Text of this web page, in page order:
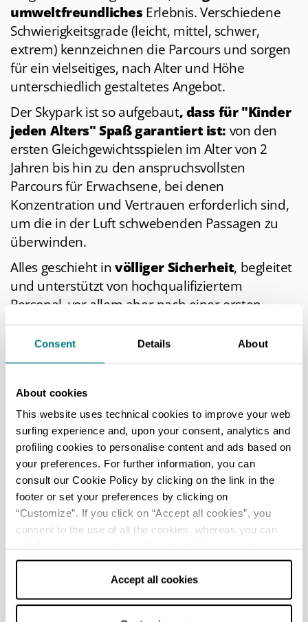
Consent Details About
About cookies
This website uses technical cookies to improve your web
surfing experience and, upon your consent, analytics and
profiling cookies to personalise content and ads based on
your preferences. For further information, you can
consult our Cookie Policy by clicking on the link in the
footer or set your preferences by clicking on
“Customize”. If you click on “Accept all cookies”, you
consent to the use of all the cookies, whereas you can
cookies only” and only the technical cookies for the
correct functioning of the website will be used.
Accept all cookies
umweltfreundliches Erlebnis. Verschiedene
Schwierigkeitsgrade (leicht, mittel, schwer,
extrem) kennzeichnen die Parcours und sorgen
für ein vielseitiges, nach Alter und Höhe
unterschiedlich gestaltetes Angebot.
Der Skypark ist so aufgebaut, dass für "Kinder
jeden Alters" Spaß garantiert ist: von den
ersten Gleichgewichtsspielen im Alter von 2
Jahren bis hin zu den anspruchsvollsten
Parcours für Erwachsene, bei denen
Konzentration und Vertrauen erforderlich sind,
um die in der Luft schwebenden Passagen zu
überwinden.
Alles geschieht invölliger Sicherheit, begleitet
und unterstützt von hochqualifiziertem
Personal, vor allem aber nach einer ersten
Zufall überlassen, auch nicht die Bedeutung und
der Respekt vor der Natur.
Der Park bietet auch die Möglichkeit,
auszuprobieren: Bogenschießen, Abseilen und
Geocaching, Skateboarding auf Stahlseilen,
Tarzansprung mit einer Liane, Wandern auf
zahlreiche Trekkingrouten im Wald und für die
Mutigsten den SkyJump , einen freien Fall aus
über 14 Metern Höhe.
Der Eintritt in den Skypark Abenteuerpark ist
kostenlos, die Benutzung der Ausrüstung und
der Parcours ist kostenpflichtig.
Infos